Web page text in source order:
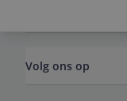
Volg ons op